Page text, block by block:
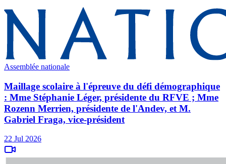
Assemblée nationale
Maillage scolaire à l'épreuve du défi démographique
: Mme Stéphanie Léger, présidente du RFVE ; Mme
Rozenn Merrien, présidente de l'Andev, et M.
Gabriel Fraga, vice-président
22 Jul 2026